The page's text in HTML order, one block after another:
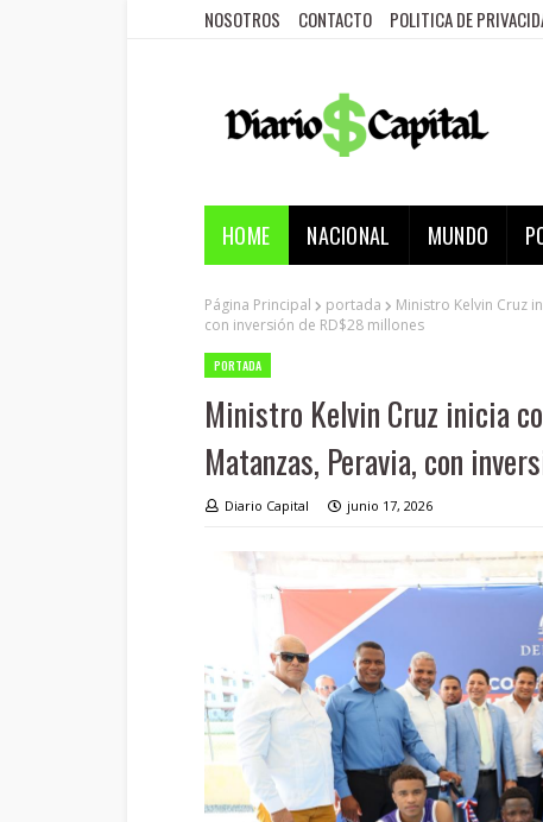
NOSOTROS CONTACTO POLITICA DE
HOME NACIONAL MUNDO
Página Principal portada
Ministro Kelvin Cruz
con inversión de RD$28 millones
PORTADA
Ministro Kelvin Cruz inicia
Matanzas, Peravia, con
Diario Capital junio 17, 2026